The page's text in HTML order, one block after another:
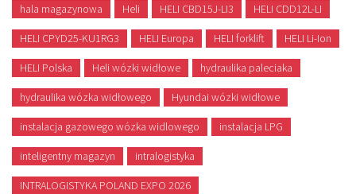
hala magazynowa Heli HELI CBD15J-LI3 HELI CDD12L-LI
HELI CPYD25-KU1RG3 HELI Europa HELI forklift HELI Li-Ion
HELI Polska Heli wózki widłowe hydraulika paleciaka
hydraulika wózka widłowego Hyundai wózki widłowe
instalacja gazowego wózka widlowego instalacja LPG
inteligentny magazyn intralogistyka
INTRALOGISTYKA POLAND EXPO 2026